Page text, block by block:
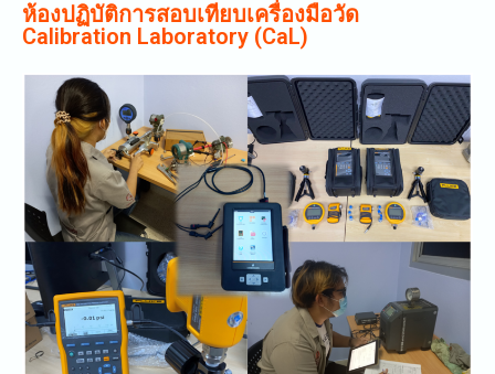
ห้องปฏิบัติการสอบเทียบเครื่องมือวัด
Calibration Laboratory (CaL)